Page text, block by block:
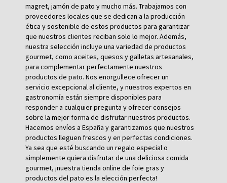
magret, jamón de pato y mucho más. Trabajamos con
proveedores locales que se dedican a la producción
ética y sostenible de estos productos para garantizar
que nuestros clientes reciban solo lo mejor. Además,
nuestra selección incluye una variedad de productos
gourmet, como aceites, quesos y galletas artesanales,
para complementar perfectamente nuestros
productos de pato. Nos enorgullece ofrecer un
servicio excepcional al cliente, y nuestros expertos en
gastronomía están siempre disponibles para
responder a cualquier pregunta y ofrecer consejos
sobre la mejor forma de disfrutar nuestros productos.
Hacemos envíos a España y garantizamos que nuestros
productos lleguen frescos y en perfectas condiciones.
Ya sea que esté buscando un regalo especial o
simplemente quiera disfrutar de una deliciosa comida
gourmet, ¡nuestra tienda online de foie gras y
productos del pato es la elección perfecta!